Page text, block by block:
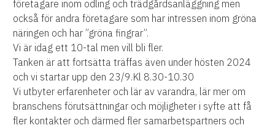
företagare inom odling och trädgårdsanläggning men
också för andra företagare som har intressen inom gröna
näringen och har ”gröna fingrar”.
Vi är idag ett 10-tal men vill bli fler.
Tanken är att fortsätta träffas även under hösten 2024
och vi startar upp den 23/9.Kl 8.30-10.30
Vi utbyter erfarenheter och lär av varandra, lär mer om
branschens förutsättningar och möjligheter i syfte att få
fler kontakter och därmed fler samarbetspartners och